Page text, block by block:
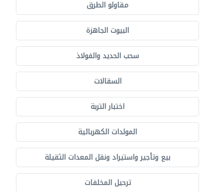
مقاولو الطرق
البيوت الجاهزة
سحب الحديد والفولاذ
السقالات
اختبار التربة
المولدات الكهربائية
بيع وتأجير واستيراد ونقل المعدات الثقيلة
ترحيل المخلفات